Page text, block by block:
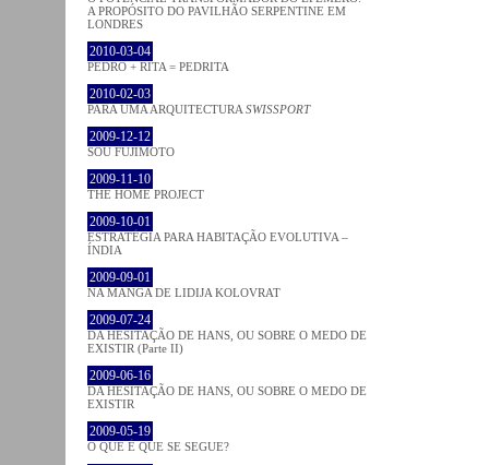
A PROPÓSITO DO PAVILHÃO SERPENTINE EM
LONDRES
2010-03-04
PEDRO + RITA = PEDRITA
2010-02-03
PARA UMA ARQUITECTURA SWISSPORT
2009-12-12
SOU FUJIMOTO
2009-11-10
THE HOME PROJECT
2009-10-01
ESTRATÉGIA PARA HABITAÇÃO EVOLUTIVA –
ÍNDIA
2009-09-01
NA MANGA DE LIDIJA KOLOVRAT
2009-07-24
DA HESITAÇÃO DE HANS, OU SOBRE O MEDO DE
EXISTIR (Parte II)
2009-06-16
DA HESITAÇÃO DE HANS, OU SOBRE O MEDO DE
EXISTIR
2009-05-19
O QUE É QUE SE SEGUE?